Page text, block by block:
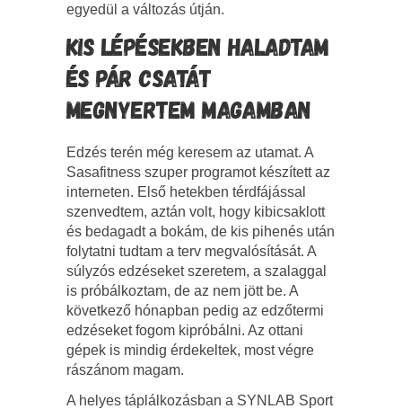
egyedül a változás útján.
KIS LÉPÉSEKBEN HALADTAM
ÉS PÁR CSATÁT
MEGNYERTEM MAGAMBAN
Edzés terén még keresem az utamat. A
Sasafitness szuper programot készített az
interneten. Első hetekben térdfájással
szenvedtem, aztán volt, hogy kibicsaklott
és bedagadt a bokám, de kis pihenés után
folytatni tudtam a terv megvalósítását. A
súlyzós edzéseket szeretem, a szalaggal
is próbálkoztam, de az nem jött be. A
következő hónapban pedig az edzőtermi
edzéseket fogom kipróbálni. Az ottani
gépek is mindig érdekeltek, most végre
rászánom magam.
A helyes táplálkozásban a SYNLAB Sport